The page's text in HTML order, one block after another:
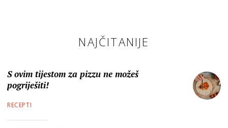
NAJČITANIJE
S ovim tijestom za pizzu ne možeš
pogriješiti!
RECEPTI